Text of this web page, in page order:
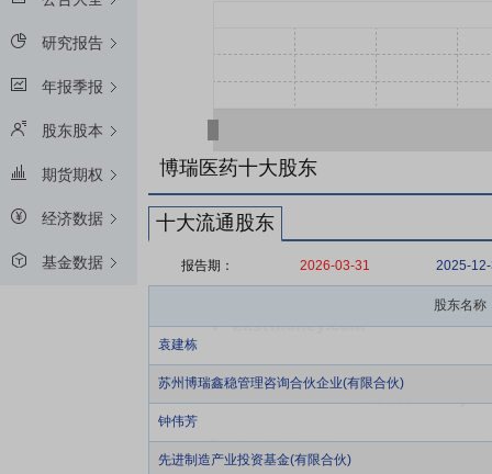
研究报告
年报季报
股东股本
期货期权
经济数据
基金数据
博瑞医药十大股东
十大流通股东
报告期： 2026-03-31 2025-
股东名称
袁建栋
苏州博瑞鑫稳管理咨询合伙企业(有限合伙)
钟伟芳
先进制造产业投资基金(有限合伙)